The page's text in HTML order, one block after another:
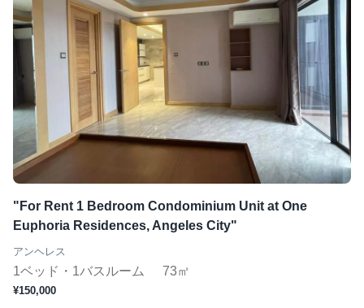
"For Rent 1 Bedroom Condominium Unit at One
Euphoria Residences, Angeles City"
アンヘレス
1ベッド・1バスルーム 73㎡
¥150,000